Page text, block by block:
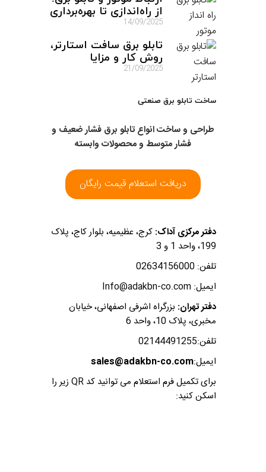
از راه‌اندازی تا بهره‌برداری
14/09/2025
تابلو برق سافت استارتر،
روش کار و مزایا
21/09/2025
ساخت تابلو برق صنعتی
طراحی و ساخت انواع تابلو برق فشار ضعیف و
فشار متوسط و محصولات وابسته
دریافت استعلام قیمت رایگان
دفتر مرکزی آداک: کرج، عظیمیه، بلوار کاج، پلاک
199، واحد 1 و 3
تلفن: 02634156000
ایمیل: Info@adakbn-co.com
دفتر تهران: بزرگراه اشرفی اصفهانی، خیابان
مخبری، پلاک 10، واحد 6
تلفن:02144491255
ایمیل:sales@adakbn-co.com
برای تکمیل فرم استعلام می توانید کد QR زیر را
اسکن کنید: